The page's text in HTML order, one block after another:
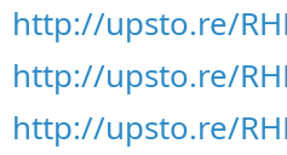
http://upsto.re/
http://upsto.re/
http://upsto.re/